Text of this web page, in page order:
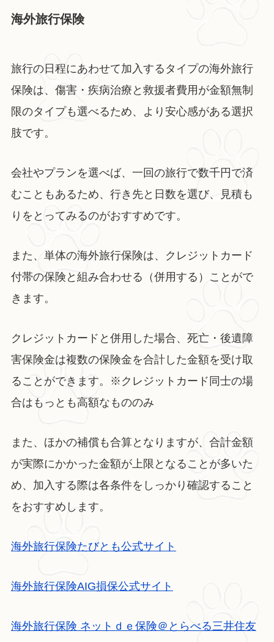
海外旅行保険
旅行の日程にあわせて加入するタイプの海外旅行
保険は、傷害・疾病治療と救援者費用が金額無制
限のタイプも選べるため、より安心感がある選択
肢です。
会社やプランを選べば、一回の旅行で数千円で済
むこともあるため、行き先と日数を選び、見積も
りをとってみるのがおすすめです。
また、単体の海外旅行保険は、クレジットカード
付帯の保険と組み合わせる（併用する）ことがで
きます。
クレジットカードと併用した場合、死亡・後遺障
害保険金は複数の保険金を合計した金額を受け取
ることができます。※クレジットカード同士の場
合はもっとも高額なもののみ
また、ほかの補償も合算となりますが、合計金額
が実際にかかった金額が上限となることが多いた
め、加入する際は各条件をしっかり確認すること
をおすすめします。
海外旅行保険たびとも公式サイト
海外旅行保険AIG損保公式サイト
海外旅行保険 ネットｄｅ保険＠とらべる三井住友